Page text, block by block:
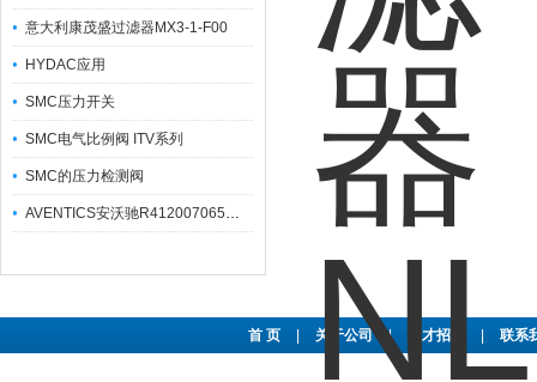
意大利康茂盛过滤器MX3-1-F00
HYDAC应用
SMC压力开关
SMC电气比例阀 ITV系列
SMC的压力检测阀
AVENTICS安沃驰R412007065过滤器技术参数
首 页 关于公司 | 人才招聘 联系